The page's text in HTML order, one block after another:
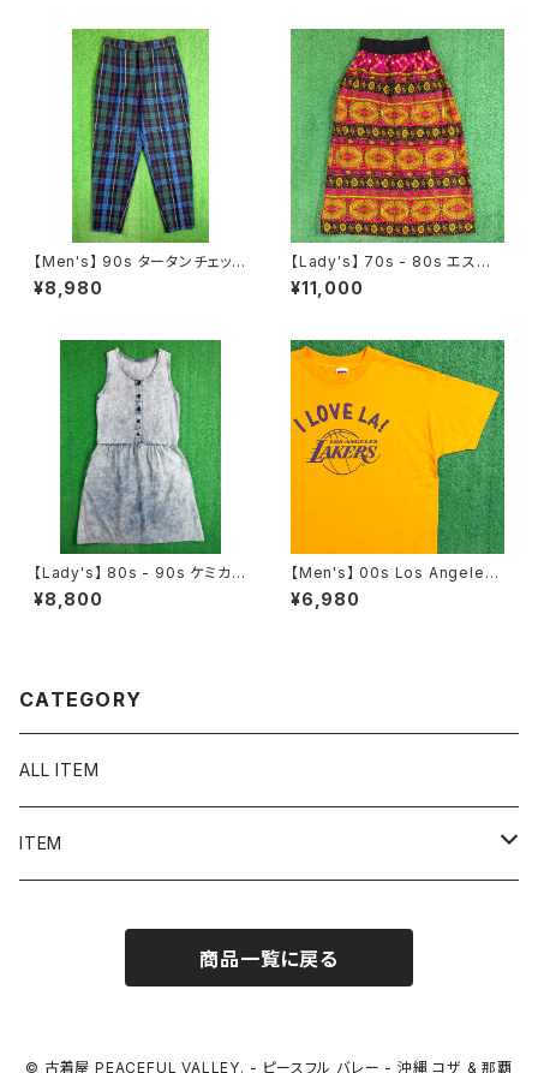
【Men's】 90s タータンチェック
テーパード パンツ / 90年代 古
着 トラウザーパンツ チェックパ
¥8,980
【Lady's】 70s - 80s エスニッ
ク柄 スカート / 70年代 80年代
総柄 古着 レディース N1546
¥11,000
【Lady's】 80s - 90s ケミカル
ウォッシュ ノースリーブ ワンピ
ース / 80年代 90年代 古着 ワ
¥8,800
【Men's】 00s Los Angeles
Lakers KCAL9 Tシャツ / NB
A ティーシャツ T-Shirt 古着 2
¥6,980
CATEGORY
ALL ITEM
ITEM
シャツ／ブラウス
半袖シャツ / ブラウス
タンクトップ
商品一覧に戻る
© 古着屋 PEACEFUL VALLEY. - ピースフル バレー - 沖縄 コザ & 那覇